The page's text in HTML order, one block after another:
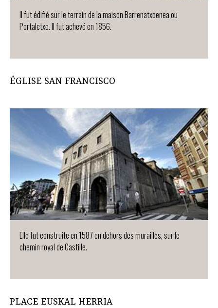
Il fut édifié sur le terrain de la maison Barrenatxoenea ou
Portaletxe. Il fut achevé en 1856.
ÉGLISE SAN FRANCISCO
Elle fut construite en 1587 en dehors des murailles, sur le
chemin royal de Castille.
PLACE EUSKAL HERRIA